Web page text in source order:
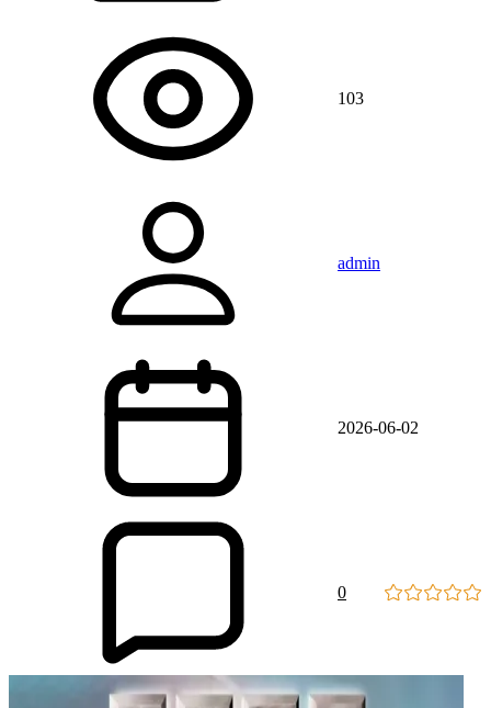
103
admin
2026-06-02
0